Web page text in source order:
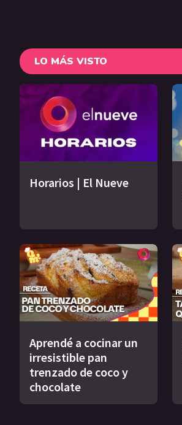
LO MÁS VISTO
Horarios | El Nueve
Aprendé a cocinar un
irresistible pan
trenzado de coco y
chocolate